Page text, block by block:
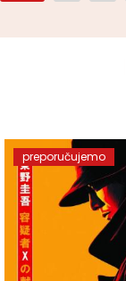
preporučujemo